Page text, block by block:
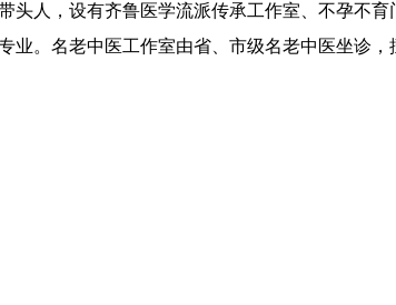
头人，设有齐鲁医学流派传承工作室、不孕不
业。名老中医工作室由省、市级名老中医坐诊